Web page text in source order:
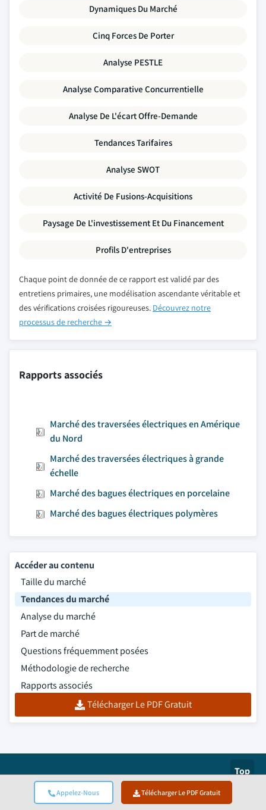
Appelez-Nous Télécharger Le PDF Gratuit
Dynamiques Du Marché
Cinq Forces De Porter
Analyse PESTLE
Analyse Comparative Concurrentielle
Analyse De L'écart Offre-Demande
Tendances Tarifaires
Analyse SWOT
Activité De Fusions-Acquisitions
Paysage De L'investissement Et Du Financement
Profils D'entreprises
Chaque point de donnée de ce rapport est validé par des
entretiens primaires, une modélisation ascendante véritable et
des vérifications croisées rigoureuses. Découvrez notre
processus de recherche →
Rapports associés
Marché des traversées électriques en Amérique
du Nord
Marché des traversées électriques à grande
échelle
Marché des bagues électriques en porcelaine
Marché des bagues électriques polymères
Accéder au contenu
Taille du marché
Tendances du marché
Analyse du marché
Part de marché
Questions fréquemment posées
Méthodologie de recherche
Rapports associés
Télécharger Le PDF Gratuit
Top
Certifié ISO